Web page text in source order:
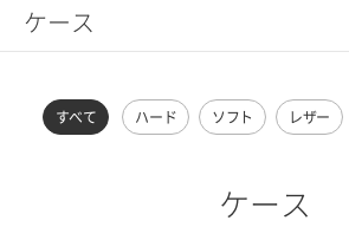
ケース
すべて ハード ソフト レザー
ケース